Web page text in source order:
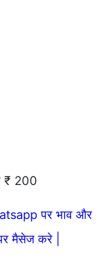
₹ 200
पर भाव और
मैसेज करे |